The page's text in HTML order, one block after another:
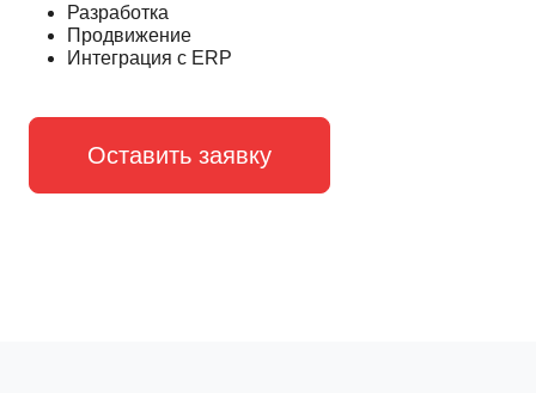
Разработка
Продвижение
Интеграция с ERP
Оставить заявку